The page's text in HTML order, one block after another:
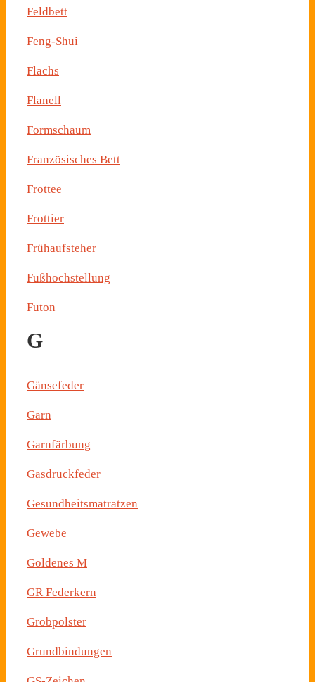
Feldbett
Feng-Shui
Flachs
Flanell
Formschaum
Französisches Bett
Frottee
Frottier
Frühaufsteher
Fußhochstellung
Futon
G
Gänsefeder
Garn
Garnfärbung
Gasdruckfeder
Gesundheitsmatratzen
Gewebe
Goldenes M
GR Federkern
Grobpolster
Grundbindungen